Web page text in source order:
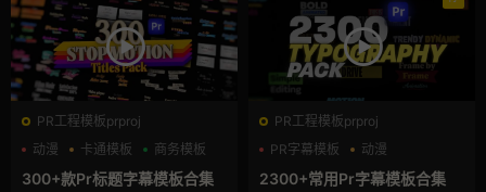
PR工程模板prproj
动漫
卡通模板 商务模板
300+款Pr标题字幕模板合集
PR工程模板prproj
PR字幕模板
动漫
卡通模板
2300+常用Pr字幕模板合集